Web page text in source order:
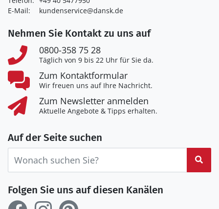
E-Mail:
kundenservice@dansk.de
Nehmen Sie Kontakt zu uns auf
0800-358 75 28
Täglich von 9 bis 22 Uhr für Sie da.
Zum Kontaktformular
Wir freuen uns auf Ihre Nachricht.
Zum Newsletter anmelden
Aktuelle Angebote & Tipps erhalten.
Auf der Seite suchen
Folgen Sie uns auf diesen Kanälen